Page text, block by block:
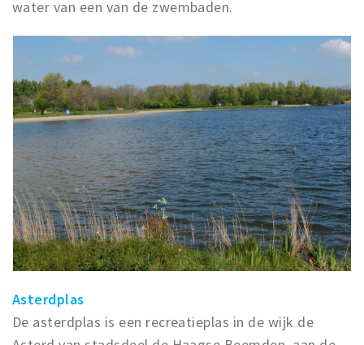
water van een van de zwembaden.
Asterdplas
De asterdplas is een recreatieplas in de wijk de